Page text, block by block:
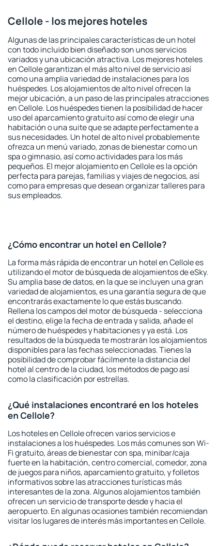
Cellole - los mejores hoteles
Algunas de las principales características de un hotel
con todo incluido bien diseñado son unos servicios
variados y una ubicación atractiva. Los mejores hoteles
en Cellole garantizan el más alto nivel de servicio así
como una amplia variedad de instalaciones para los
huéspedes. Los alojamientos de alto nivel ofrecen la
mejor ubicación, a un paso de las principales atracciones
en Cellole. Los huéspedes tienen la posibilidad de hacer
uso del aparcamiento gratuito así como de elegir una
habitación o una suite que se adapte perfectamente a
sus necesidades. Un hotel de alto nivel probablemente
ofrezca un menú variado, zonas de bienestar como un
spa o gimnasio, así como actividades para los más
pequeños. El mejor alojamiento en Cellole es la opción
perfecta para parejas, familias y viajes de negocios, así
como para empresas que desean organizar talleres para
sus empleados.
¿Cómo encontrar un hotel en Cellole?
La forma más rápida de encontrar un hotel en Cellole es
utilizando el motor de búsqueda de alojamientos de eSky.
Su amplia base de datos, en la que se incluyen una gran
variedad de alojamientos, es una garantía segura de que
encontrarás exactamente lo que estás buscando.
Rellena los campos del motor de búsqueda - selecciona
el destino, elige la fecha de entrada y salida, añade el
número de huéspedes y habitaciones y ya está. Los
resultados de la búsqueda te mostrarán los alojamientos
disponibles para las fechas seleccionadas. Tienes la
posibilidad de comprobar fácilmente la distancia del
hotel al centro de la ciudad, los métodos de pago así
como la clasificación por estrellas.
¿Qué instalaciones encontraré en los hoteles
en Cellole?
Los hoteles en Cellole ofrecen varios servicios e
instalaciones a los huéspedes. Los más comunes son Wi-
Fi gratuito, áreas de bienestar con spa, minibar/caja
fuerte en la habitación, centro comercial, comedor, zona
de juegos para niños, aparcamiento gratuito, y folletos
informativos sobre las atracciones turísticas más
interesantes de la zona. Algunos alojamientos también
ofrecen un servicio de transporte desde y hacia el
aeropuerto. En algunas ocasiones también recomiendan
visitar los lugares de interés más importantes en Cellole.